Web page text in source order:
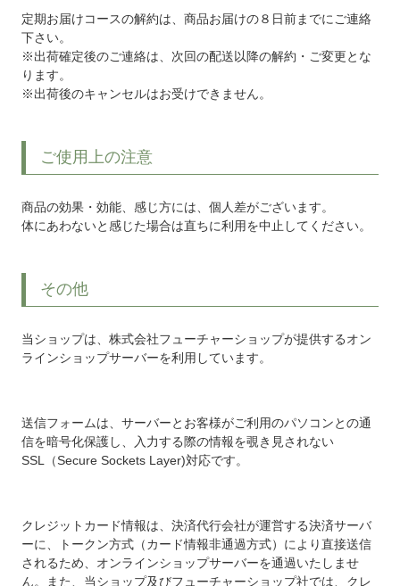
定期お届けコースの解約は、商品お届けの８日前までにご連絡
下さい。
※出荷確定後のご連絡は、次回の配送以降の解約・ご変更とな
ります。
※出荷後のキャンセルはお受けできません。
ご使用上の注意
商品の効果・効能、感じ方には、個人差がございます。
体にあわないと感じた場合は直ちに利用を中止してください。
その他
当ショップは、株式会社フューチャーショップが提供するオン
ラインショップサーバーを利用しています。
送信フォームは、サーバーとお客様がご利用のパソコンとの通
信を暗号化保護し、入力する際の情報を覗き見されない
SSL（Secure Sockets Layer)対応です。
クレジットカード情報は、決済代行会社が運営する決済サーバ
ーに、トークン方式（カード情報非通過方式）により直接送信
されるため、オンラインショップサーバーを通過いたしませ
ん。また、当ショップ及びフューチャーショップ社では、クレ